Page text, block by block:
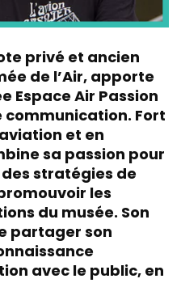
privé et ancien
de l’Air, apporte
Espace Air Passion
Fort
et en
sa passion pour
stratégies de
les
du musée. Son
partager son
avec le public, en